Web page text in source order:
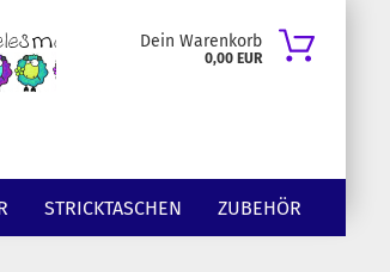
Dein Warenkorb
0,00 EUR
STRICKTASCHEN ZUBEHÖR